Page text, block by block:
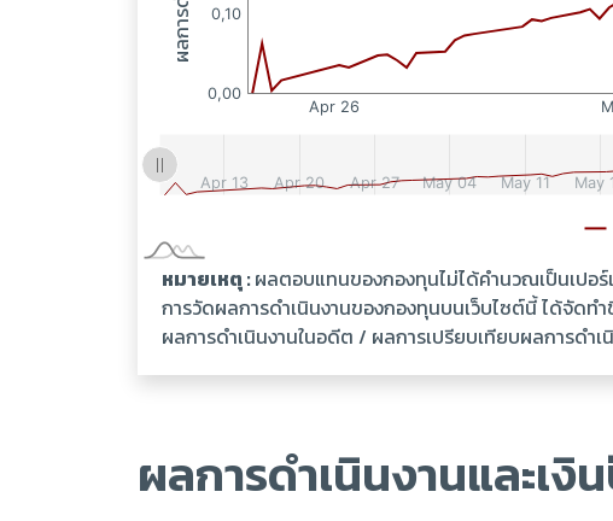
หมายเหตุ :ผลตอบแทนของกองทุนไม่ได้คำนวณเป็นเปอ
การวัดผลการดำเนินงานของกองทุนบนเว็บไซต์นี้ ได้จัด
ผลการดำเนินงานในอดีต / ผลการเปรียบเทียบผลการด
ผลการดำเนินงานและเงิ